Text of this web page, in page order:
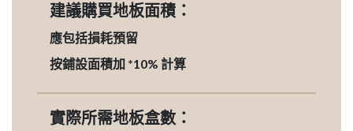
建議購買地板面積：
應包括損耗預留
按鋪設面積加 *10% 計算
實際所需地板盒數：